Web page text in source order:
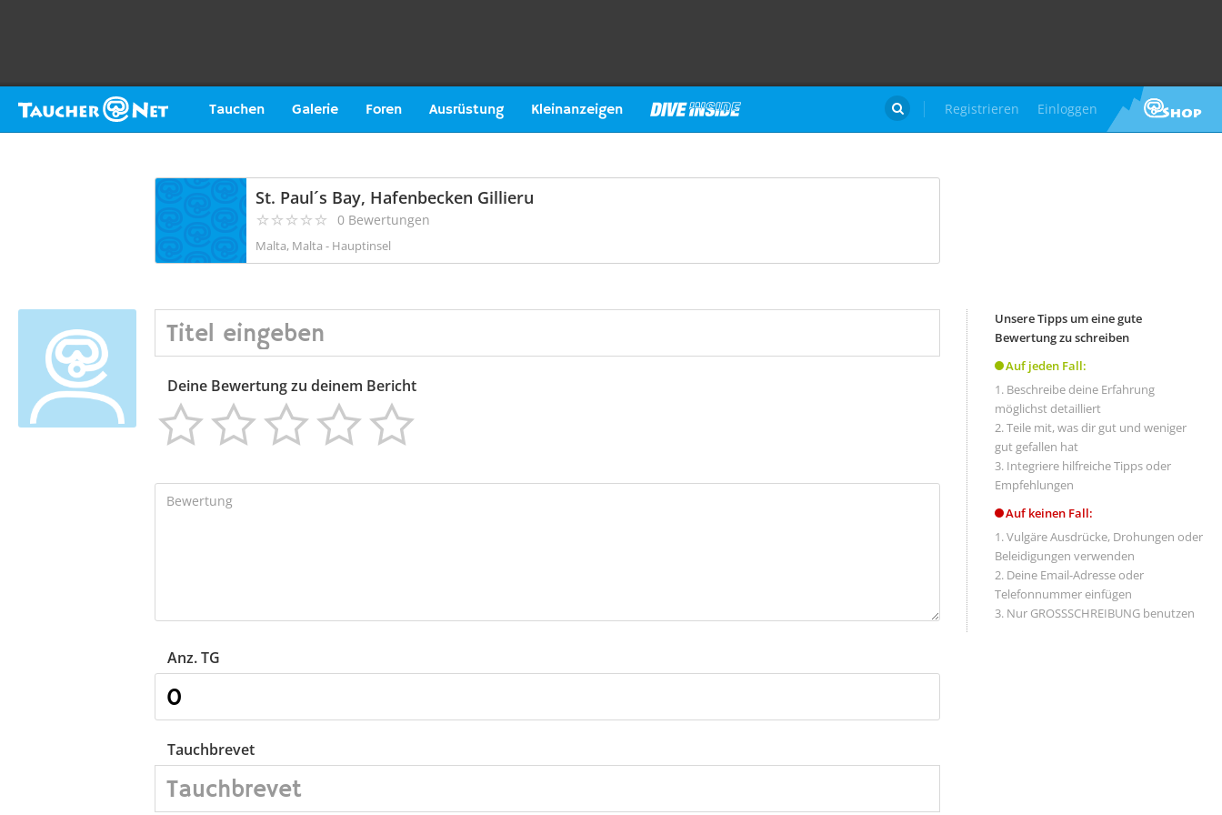
Tauchen Galerie Foren Ausrüstung Kleinanzeigen Registrieren Einloggen

St. Paul´s Bay, Hafenbecken Gillieru
0 Bewertungen
Malta, Malta - Hauptinsel
Unsere Tipps um eine gute
Bewertung zu schreiben
Auf jeden Fall:
Beschreibe deine Erfahrung
möglichst detailliert
Teile mit, was dir gut und weniger
gut gefallen hat
Integriere hilfreiche Tipps oder
Empfehlungen
Auf keinen Fall:
Vulgäre Ausdrücke, Drohungen oder
Beleidigungen verwenden
Deine Email-Adresse oder
Telefonnummer einfügen
Nur GROSSSCHREIBUNG benutzen
Deine Bewertung zu deinem Bericht
    
Anz. TG
Tauchbrevet